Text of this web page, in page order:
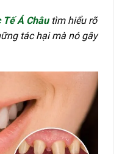
Tế Á Châu tìm hiểu rõ
tác hại mà nó gây